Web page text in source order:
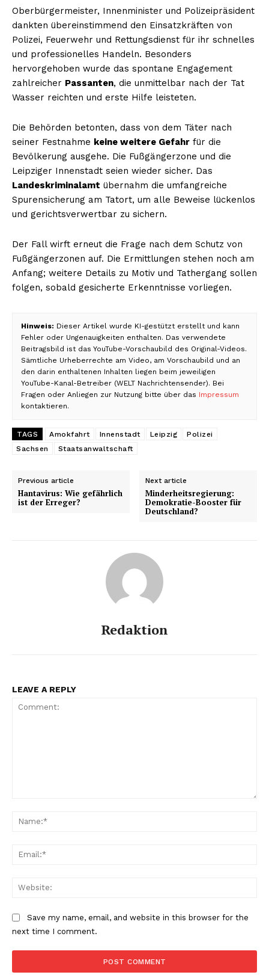
Oberbürgermeister, Innenminister und Polizeipräsident
dankten übereinstimmend den Einsatzkräften von
Polizei, Feuerwehr und Rettungsdienst für ihr schnelles
und professionelles Handeln. Besonders
hervorgehoben wurde das spontane Engagement
zahlreicher Passanten, die unmittelbar nach der Tat
Wasser reichten und erste Hilfe leisteten.
Die Behörden betonten, dass von dem Täter nach
seiner Festnahme keine weitere Gefahr für die
Bevölkerung ausgehe. Die Fußgängerzone und die
Leipziger Innenstadt seien wieder sicher. Das
Landeskriminalamt übernahm die umfangreiche
Spurensicherung am Tatort, um alle Beweise lückenlos
und gerichtsverwertbar zu sichern.
Der Fall wirft erneut die Frage nach dem Schutz von
Fußgängerzonen auf. Die Ermittlungen stehen noch am
Anfang; weitere Details zu Motiv und Tathergang sollen
folgen, sobald gesicherte Erkenntnisse vorliegen.
Hinweis: Dieser Artikel wurde KI-gestützt erstellt und kann
Fehler oder Ungenauigkeiten enthalten. Das verwendete
Beitragsbild ist das YouTube-Vorschaubild des Original-Videos.
Sämtliche Urheberrechte am Video, am Vorschaubild und an
den darin enthaltenen Inhalten liegen beim jeweiligen
YouTube-Kanal-Betreiber (WELT Nachrichtensender). Bei
Fragen oder Anliegen zur Nutzung bitte über das Impressum
kontaktieren.
TAGS Amokfahrt Innenstadt Leipzig
Polizei
Sachsen
Staatsanwaltschaft
Previous article
Hantavirus: Wie gefährlich
ist der Erreger?
Next article
Minderheitsregierung:
Demokratie-Booster für
Deutschland?
Redaktion
LEAVE A REPLY
Save my name, email, and website in this browser for the
next time I comment.